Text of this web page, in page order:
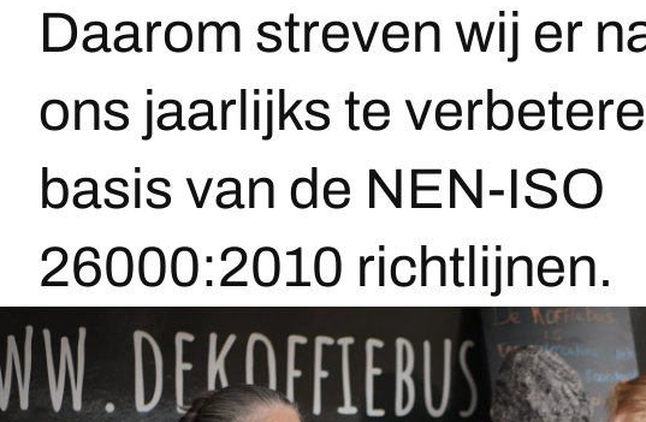
Daarom streven wij er
ons jaarlijks te
basis van de NEN-ISO
26000:2010 richtlijnen.